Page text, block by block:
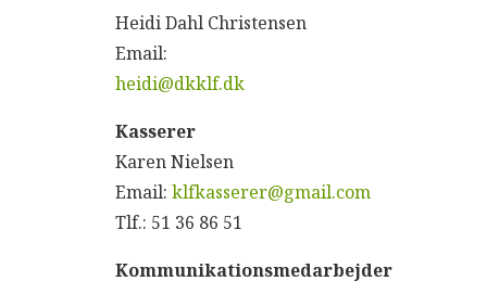
Heidi Dahl Christensen
Email:
heidi@dkklf.dk
Kasserer
Karen Nielsen
Email: klfkasserer@gmail.com
Tlf.: 51 36 86 51
Kommunikationsmedarbejder